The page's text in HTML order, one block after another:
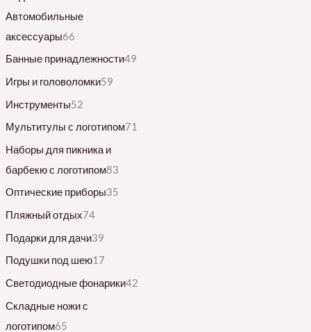
Автомобильные
аксессуары66
Банные принадлежности49
Игры и головоломки59
Инструменты52
Мультитулы с логотипом71
Наборы для пикника и
барбекю с логотипом83
Оптические приборы35
Пляжный отдых74
Подарки для дачи39
Подушки под шею17
Светодиодные фонарики42
Складные ножи с
логотипом65